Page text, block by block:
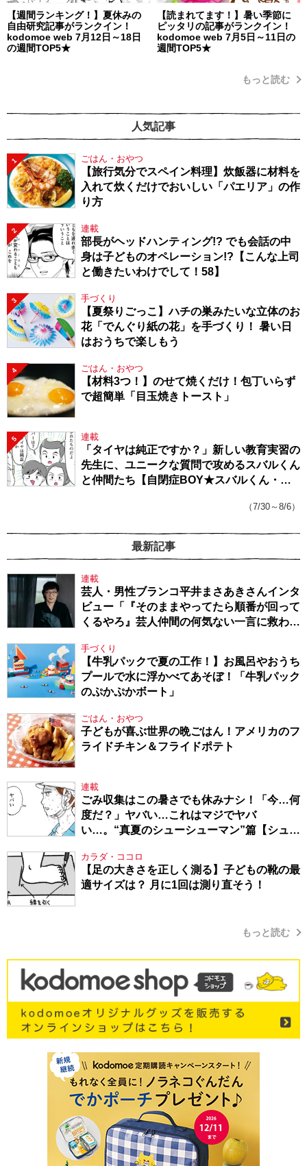
【週間ランキング！】夏休みの
自由研究記事がランクイン！
kodomoe web 7月12日～18日
の週間TOP5★
【読まれてます！】暑い季節に
ピッタリの記事がランクイン！
kodomoe web 7月5日～11日の
週間TOP5★
もっと読む
人気記事
1 ごはん・おやつ
【旅行気分でスペイン料理】炊飯器に材料を
入れて炊くだけでおいしい「パエリア」の作
り方
2 連載
部長がヘッドハンティング!? でも会話の中
身は子どものオペレーション!?【こんな上司
と働きたいわけでして！58】
3 手づくり
【夏祭りごっこ】ハチの巣みたいな立体のお
花「でんぐり紙の花」を手づくり！ 暑い日
はおうちで楽しもう
4 ごはん・おやつ
【材料3つ！】のせて焼くだけ！包丁いらず
で超簡単「目玉焼きトースト」
5 連載
「タイヤは純正ですか？」新しい教育実習の
先生に、ユニークな質問で攻めるスバルくん
と仲間たち【自閉症BOY★スバルくん・
（7/30～8/6）
最新記事
連載
芸人・男性ブランコ平井まさあきさんインタ
ビュー「『そのままやってたら順番が回って
くるやろ』芸人仲間の何気ない一言に救われ
手づくり
【牛乳パックで夏の工作！】お風呂やおうち
プールで水に浮かべてあそぼ！「牛乳パック
のぷかぷかボート」
ごはん・おやつ
子どもが喜ぶ世界の晩ごはん！アメリカのフ
ライドチキン＆フライドポテト
連載
ごみ収集はこの暑さでも休みナシ！「今…何
度だ？」ヤバい…これはマジでヤバ
い…。“真夏のシューシューマン”篇【シュー
カラダ・ココロ
【足の大きさを正しく測る】子どもの靴の最
適サイズは？ 月に1回は測り直そう！
もっと読む